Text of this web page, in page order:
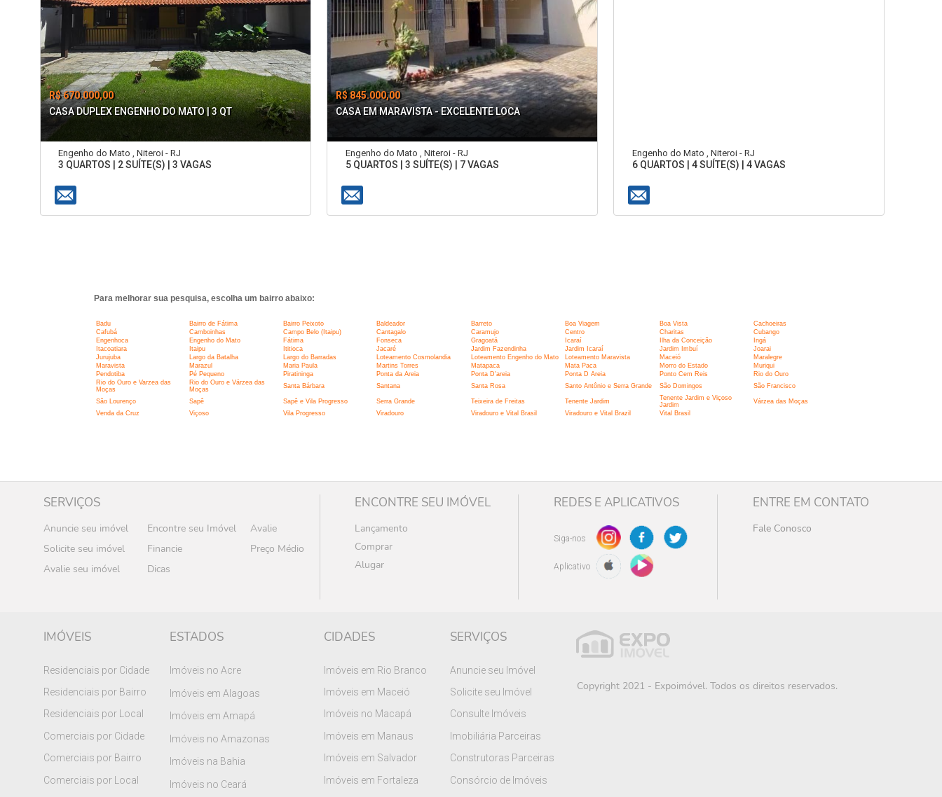
R$ 670.000,00
CASA DUPLEX ENGENHO DO MATO | 3 QT
Engenho do Mato , Niteroi - RJ
3 QUARTOS | 2 SUÍTE(S) | 3 VAGAS
R$ 845.000,00
CASA EM MARAVISTA - EXCELENTE LOCA
Engenho do Mato , Niteroi - RJ
5 QUARTOS | 3 SUÍTE(S) | 7 VAGAS
Engenho do Mato , Niteroi - RJ
6 QUARTOS | 4 SUÍTE(S) | 4 VAGAS
Para melhorar sua pesquisa, escolha um bairro abaixo:
Badu Bairro de Fátima Bairro Peixoto Baldeador Barreto Boa Viagem Boa Vista
Cachoeiras
Cafubá
Camboinhas Campo Belo (Itaipu) Cantagalo Caramujo Centro Charitas
Cubango
Engenhoca
Engenho do Mato Fátima Fonseca Gragoatá Icaraí Ilha da Conceição
Ingá
Itacoatiara
Itaipu Ititioca Jacaré Jardim Fazendinha Jardim Icaraí Jardim Imbuí
Joarai
Jurujuba
Largo da Batalha Largo do Barradas Loteamento Cosmolandia Loteamento Engenho do Mato Loteamento Maravista Maceió
Maralegre
Maravista
Marazul Maria Paula Martins Torres Matapaca Mata Paca Morro do Estado
Muriqui
Pendotiba
Pé Pequeno Piratininga Ponta da Areia Ponta D'areia Ponta D Areia Ponto Cem Reis
Rio do Ouro
Rio do Ouro e Varzea das
Moças
Rio do Ouro e Várzea das
Moças
Santa Bárbara Santana Santa Rosa Santo Antônio e Serra Grande São Domingos São Francisco
São Lourenço Sapê Sapê e Vila Progresso Serra Grande Teixeira de Freitas Tenente Jardim
Tenente Jardim e Viçoso
Jardim
Várzea das Moças
Venda da Cruz
Viçoso Vila Progresso Viradouro Viradouro e Vital Brasil Viradouro e Vital Brazil Vital Brasil
SERVIÇOS
Anuncie seu imóvel Encontre seu Imóvel
Avalie
Solicite seu imóvel
Financie
Preço Médio
Avalie seu imóvel
Dicas
ENCONTRE SEU IMÓVEL
Lançamento
Comprar
Alugar
REDES E APLICATIVOS
Siga-nos
Aplicativo
ENTRE EM CONTATO
Fale Conosco
IMÓVEIS
Residenciais por Cidade
Residenciais por Bairro
Residenciais por Local
Comerciais por Cidade
Comerciais por Bairro
Comerciais por Local
ESTADOS
Imóveis no Acre
Imóveis em Alagoas
Imóveis em Amapá
Imóveis no Amazonas
Imóveis na Bahia
Imóveis no Ceará
CIDADES
Imóveis em Rio Branco
Imóveis em Maceió
Imóveis no Macapá
Imóveis em Manaus
Imóveis em Salvador
Imóveis em Fortaleza
SERVIÇOS
Anuncie seu Imóvel
Solicite seu Imóvel
Consulte Imóveis
Imobiliária Parceiras
Construtoras Parceiras
Consórcio de Imóveis
Copyright 2021 - Expoimóvel. Todos os direitos reservados.